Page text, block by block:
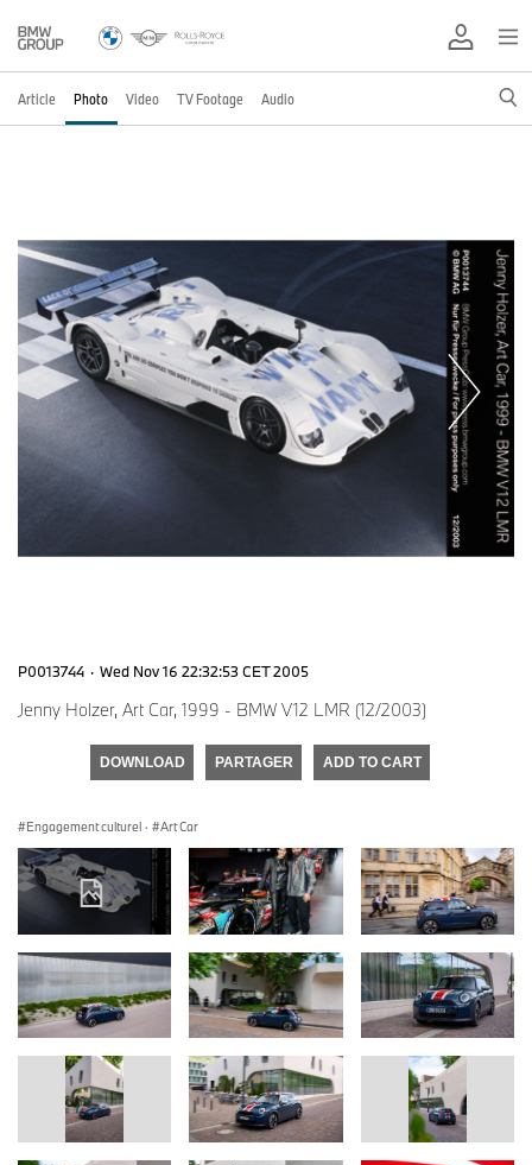
Article Photo Video TV Footage Audio
P0013744 · Wed Nov 16 22:32:53 CET 2005
Jenny Holzer, Art Car, 1999 - BMW V12 LMR (12/2003)
DOWNLOAD PARTAGER ADD TO CART
Engagement culturel · Art Car